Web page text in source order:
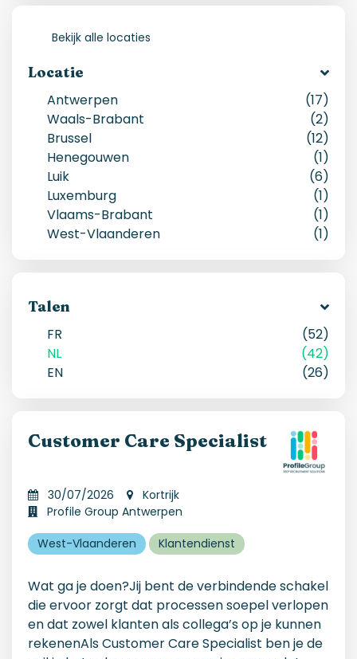
Bekijk alle locaties
Locatie
Antwerpen (17)
Waals-Brabant
(2)
Brussel
(12)
Henegouwen
(1)
Luik
(6)
Luxemburg
(1)
Vlaams-Brabant
(1)
West-Vlaanderen
(1)
Talen
FR
(52)
NL
(42)
EN
(26)
Customer Care Specialist
30/07/2026
Kortrijk
Profile Group Antwerpen
West-Vlaanderen
Klantendienst
Wat ga je doen?Jij bent de verbindende schakel
die ervoor zorgt dat processen soepel verlopen
en dat zowel klanten als collega’s op je kunnen
rekenenAls Customer Care Specialist ben je de